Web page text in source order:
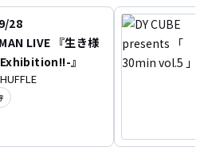
28
LIVE 『生き様
』